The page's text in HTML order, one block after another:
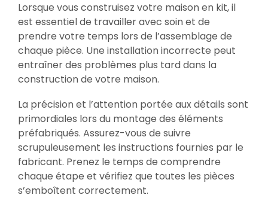
Lorsque vous construisez votre maison en kit, il
est essentiel de travailler avec soin et de
prendre votre temps lors de l’assemblage de
chaque pièce. Une installation incorrecte peut
entraîner des problèmes plus tard dans la
construction de votre maison.
La précision et l’attention portée aux détails sont
primordiales lors du montage des éléments
préfabriqués. Assurez-vous de suivre
scrupuleusement les instructions fournies par le
fabricant. Prenez le temps de comprendre
chaque étape et vérifiez que toutes les pièces
s’emboîtent correctement.